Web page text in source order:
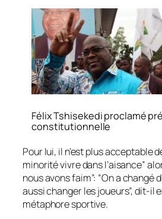
Félix Tshisekedi proclamé
constitutionnelle
Pour lui, il n’est plus acceptable
minorité vivre dans l’aisance”
nous avons faim”: “On a changé
aussi changer les joueurs”, dit-il
métaphore sportive.